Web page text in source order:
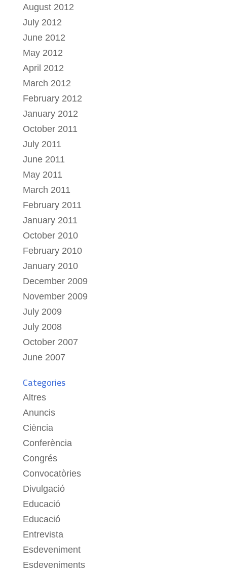
August 2012
July 2012
June 2012
May 2012
April 2012
March 2012
February 2012
January 2012
October 2011
July 2011
June 2011
May 2011
March 2011
February 2011
January 2011
October 2010
February 2010
January 2010
December 2009
November 2009
July 2009
July 2008
October 2007
June 2007
Categories
Altres
Anuncis
Ciència
Conferència
Congrés
Convocatòries
Divulgació
Educació
Educació
Entrevista
Esdeveniment
Esdeveniments